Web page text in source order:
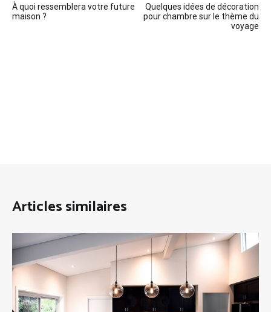
de
À quoi ressemblera votre future
maison ?
Quelques idées de décoration
pour chambre sur le thème du
voyage
Articles similaires